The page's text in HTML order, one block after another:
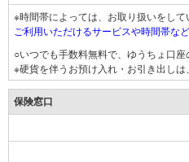
※時間帯によっては、お取り扱いをして
ご利用いただけるサービスや時間帯な
○いつでも手数料無料で、ゆうちょ口
※硬貨を伴うお預け入れ・お引き出しは
保険窓口